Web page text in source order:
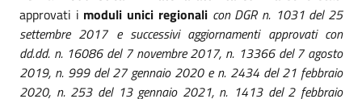
approvati i moduli unici regionali con DGR n. 1031 del 25
settembre 2017 e successivi aggiornamenti approvati con
dd.dd. n. 16086 del 7 novembre 2017, n. 13366 del 7 agosto
2019, n. 999 del 27 gennaio 2020 e n. 2434 del 21 febbraio
2020, n. 253 del 13 gennaio 2021, n. 1413 del 2 febbraio